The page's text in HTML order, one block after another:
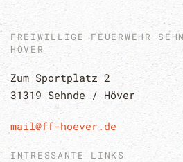
FREIWILLIGE FEUERWEHR
HÖVER
Zum Sportplatz 2
31319 Sehnde / Höver
mail@ff-hoever.de
INTRESSANTE LINKS